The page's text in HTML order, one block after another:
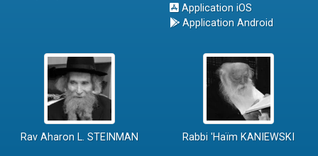
Application iOS
Application Android
Rav Aharon L. STEINMAN Rabbi 'Haïm KANIEWSKI